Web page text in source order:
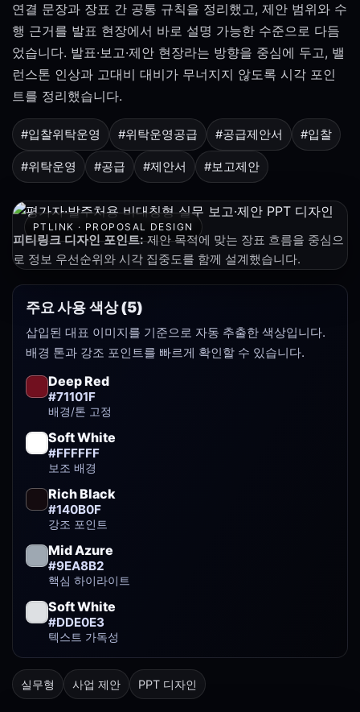
연결 문장과 장표 간 공통 규칙을 정리했고, 제안 범위와 수
행 근거를 발표 현장에서 바로 설명 가능한 수준으로 다듬
었습니다. 발표·보고·제안 현장라는 방향을 중심에 두고, 밸
런스톤 인상과 고대비 대비가 무너지지 않도록 시각 포인
트를 정리했습니다.
#입찰위탁운영 #위탁운영공급 #공급제안서 #입찰
#위탁운영 #공급 #제안서 #보고제안
PTLINK · PROPOSAL DESIGN
피티링크 디자인 포인트:제안 목적에 맞는 장표 흐름을 중심으
로 정보 우선순위와 시각 집중도를 함께 설계했습니다.
주요 사용 색상 (5)
삽입된 대표 이미지를 기준으로 자동 추출한 색상입니다.
배경 톤과 강조 포인트를 빠르게 확인할 수 있습니다.
Deep Red
#71101F
배경/톤 고정
Soft White
#FFFFFF
보조 배경
Rich Black
#140B0F
강조 포인트
Mid Azure
#9EA8B2
핵심 하이라이트
Soft White
#DDE0E3
텍스트 가독성
실무형 사업 제안 PPT 디자인